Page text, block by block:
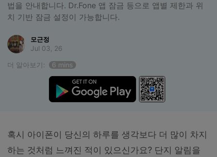
사용 가이드
법을 안내합니다. Dr.Fone 앱 잠금 등으로 앱별 제한과 위
치 기반 잠금 설정이 가능합니다.
모근정
Jul 03, 26
더 알아보기:
6 mins
혹시 아이폰이 당신의 하루를 생각보다 더 많이 차지
하는 것처럼 느껴진 적이 있으신가요? 단지 알림을